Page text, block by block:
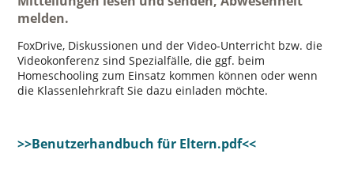
melden.
FoxDrive, Diskussionen und der Video-Unterricht bzw. die
Videokonferenz sind Spezialfälle, die ggf. beim
Homeschooling zum Einsatz kommen können oder wenn
die Klassenlehrkraft Sie dazu einladen möchte.
>>Benutzerhandbuch für Eltern.pdf<<